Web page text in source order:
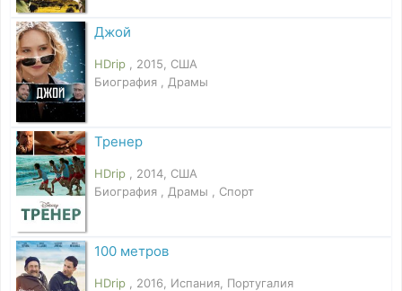
Джой
HDrip
, 2015, США
Биография , Драмы
Тренер
HDrip
, 2014, США
Биография , Драмы , Спорт
100 метров
HDrip
, 2016, Испания, Португалия